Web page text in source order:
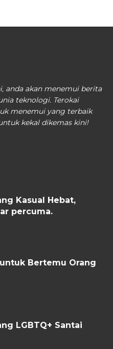
anda akan menemui berita
teknologi. Terokai
menemui yang terbaik
kekal dikemas kini!
Kasual Hebat,
percuma.
Bertemu Orang
LGBTQ+ Santai